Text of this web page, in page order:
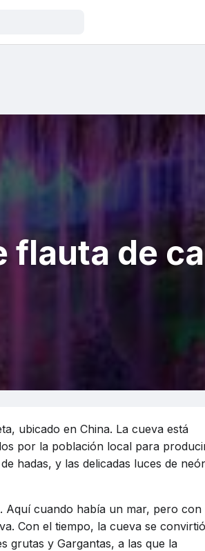
flauta de
ubicado en China. La cueva está
por la población local para
hadas, y las delicadas luces de
Aquí cuando había un mar, pero con
Con el tiempo, la cueva se convirtió
grutas y Gargantas, a las que la